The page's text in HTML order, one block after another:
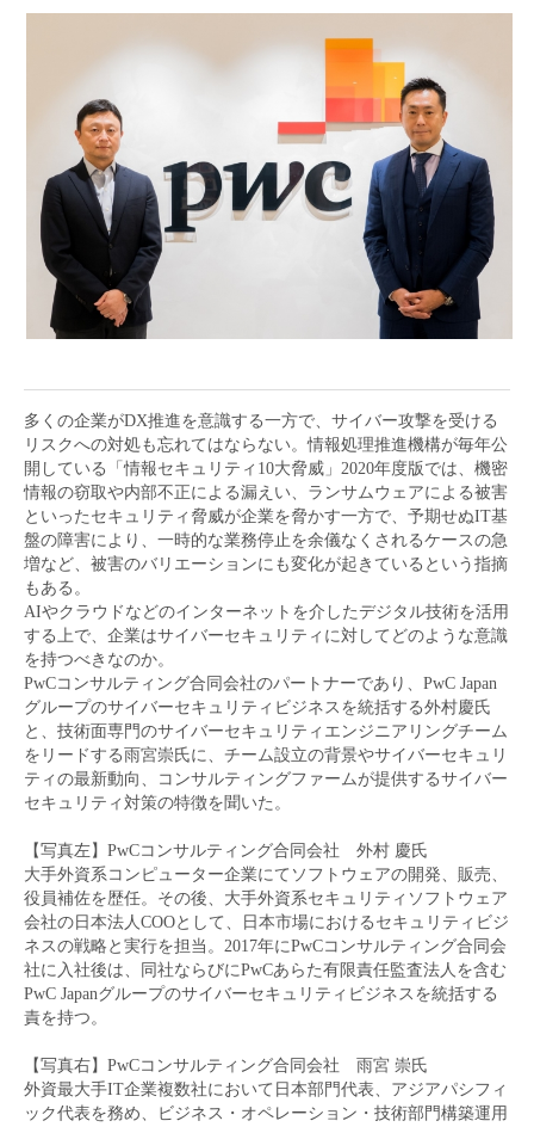
機械・装置
自動車・部品
化学
金属・素材
エネルギー・プラント
医療・介護・福祉
その他
多くの企業がDX推進を意識する一方で、サイバー攻撃を受ける
リスクへの対処も忘れてはならない。情報処理推進機構が毎年公
開している「情報セキュリティ10大脅威」2020年度版では、機密
情報の窃取や内部不正による漏えい、ランサムウェアによる被害
といったセキュリティ脅威が企業を脅かす一方で、予期せぬIT基
盤の障害により、一時的な業務停止を余儀なくされるケースの急
増など、被害のバリエーションにも変化が起きているという指摘
もある。
AIやクラウドなどのインターネットを介したデジタル技術を活用
する上で、企業はサイバーセキュリティに対してどのような意識
を持つべきなのか。
PwCコンサルティング合同会社のパートナーであり、PwC Japan
グループのサイバーセキュリティビジネスを統括する外村慶氏
と、技術面専門のサイバーセキュリティエンジニアリングチーム
をリードする雨宮崇氏に、チーム設立の背景やサイバーセキュリ
ティの最新動向、コンサルティングファームが提供するサイバー
セキュリティ対策の特徴を聞いた。
【写真左】PwCコンサルティング合同会社 外村 慶氏
大手外資系コンピューター企業にてソフトウェアの開発、販売、
役員補佐を歴任。その後、大手外資系セキュリティソフトウェア
会社の日本法人COOとして、日本市場におけるセキュリティビジ
ネスの戦略と実行を担当。2017年にPwCコンサルティング合同会
社に入社後は、同社ならびにPwCあらた有限責任監査法人を含む
PwC Japanグループのサイバーセキュリティビジネスを統括する
責を持つ。
【写真右】PwCコンサルティング合同会社 雨宮 崇氏
外資最大手IT企業複数社において日本部門代表、アジアパシフィ
ック代表を務め、ビジネス・オペレーション・技術部門構築運用